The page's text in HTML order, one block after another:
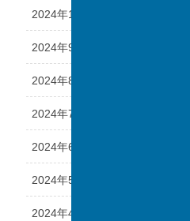
2024年10月
2024年9月
2024年8月
2024年7月
2024年6月
2024年5月
2024年4月